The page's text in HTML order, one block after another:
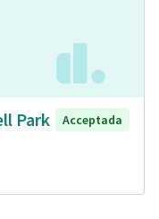
Park
Acceptada